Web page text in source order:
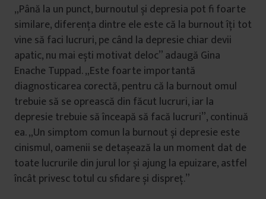
„Până la un punct, burnoutul și depresia pot fi foarte
similare, diferența dintre ele este că la burnout îți tot
vine să faci lucruri, pe când la depresie chiar devii
apatic, nu mai ești motivat deloc” adaugă Gina
Enache Tuppad. „Este foarte importantă
diagnosticarea corectă, pentru că la burnout omul
trebuie să se oprească din făcut lucruri, iar la
depresie trebuie să înceapă să facă lucruri”, continuă
ea. „Un simptom comun la burnout și depresie este
cinismul, oamenii se detașează la un moment dat de
toate lucrurile din jurul lor și ajung la epuizare, astfel
încât privesc totul cu sfidare și dispreț.”